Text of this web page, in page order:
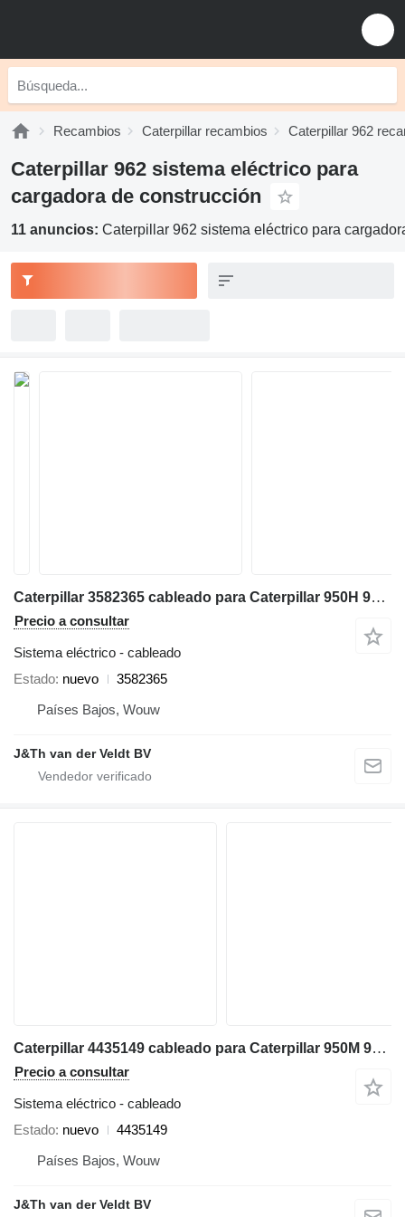
Recambios Caterpillar recambios Caterpillar 962
Caterpillar 962 sistema eléctrico para
cargadora de construcción
11 anuncios: Caterpillar 962 sistema eléctrico para
Caterpillar 3582365 cableado para Caterpillar 950H 962H 972H 966H IT62H cargadora de ruedas
Precio a consultar
Sistema eléctrico - cableado
Estado nuevo
3582365
Países Bajos, Wouw
J&Th van der Veldt BV
Caterpillar 4435149 cableado para Caterpillar 950M 962M cargadora de ruedas
Precio a consultar
Sistema eléctrico - cableado
Estado nuevo
4435149
Países Bajos, Wouw
J&Th van der Veldt BV